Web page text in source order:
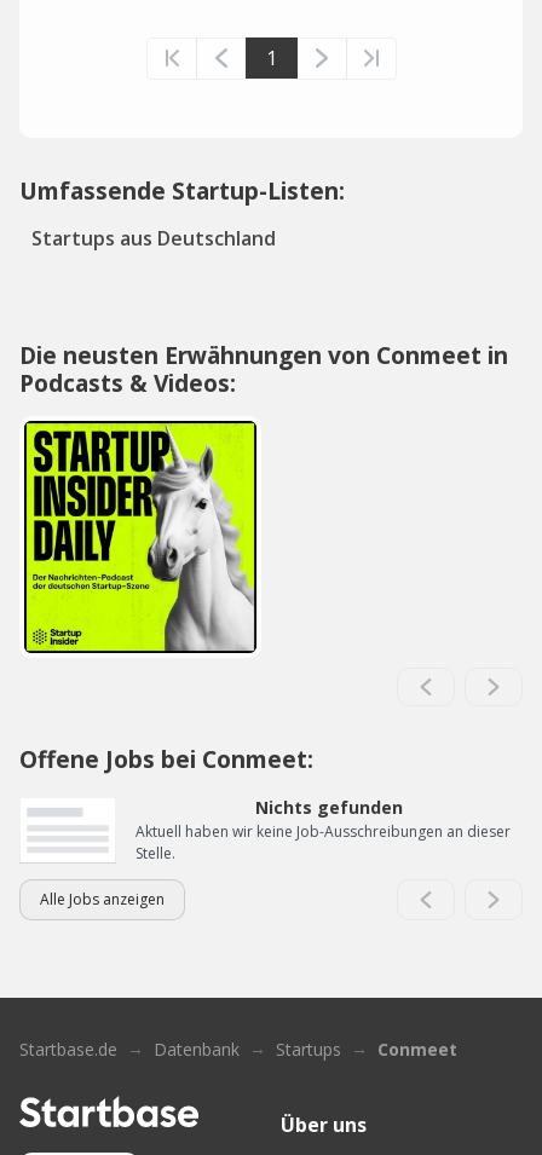
1
Umfassende Startup-Listen:
Startups aus Deutschland
Die neusten Erwähnungen von Conmeet in
Podcasts & Videos:
Offene Jobs bei Conmeet:
Nichts gefunden
Aktuell haben wir keine Job-Ausschreibungen an dieser
Stelle.
Alle Jobs anzeigen
Startbase.de Datenbank Startups Conmeet
Über uns